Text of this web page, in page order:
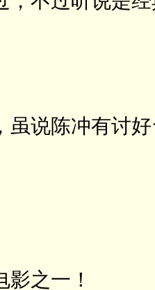
虽说陈冲有讨
之一！